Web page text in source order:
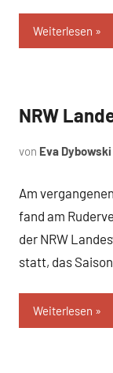
Weiterlesen
News
NRW
von Eva Dybowski
Am
fand am
der NRW
statt, das
Weiterlesen